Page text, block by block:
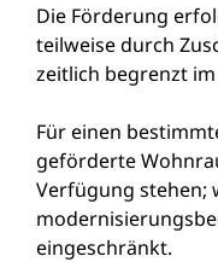
Die Förderung
teilweise durch
zeitlich begrenzt
Für einen
geförderte
Verfügung stehen;
eingeschränkt.